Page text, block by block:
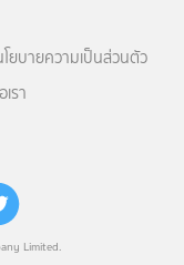
Limited.
โยบายความเป็นส่วนตัว
รา